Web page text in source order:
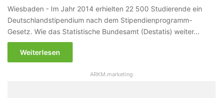
Wiesbaden - Im Jahr 2014 erhielten 22 500 Studierende ein
Deutschlandstipendium nach dem Stipendienprogramm-
Gesetz. Wie das Statistische Bundesamt (Destatis) weiter…
Weiterlesen
ARKM.marketing